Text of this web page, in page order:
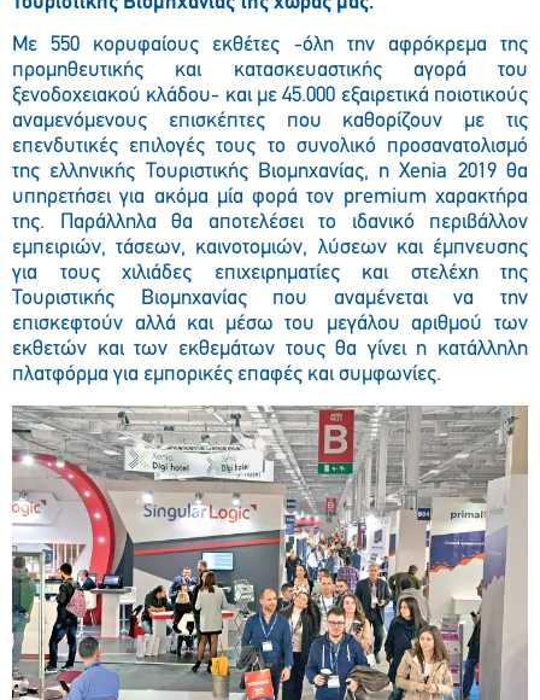
Με 550 κορυφαίους εκθέτες -όλη την αφρόκρεμα της
προμηθευτικής και κατασκευαστικής αγορά του
ξενοδοχειακού κλάδου- και με 45.000 εξαιρετικά ποιοτικούς
αναμενόμενους επισκέπτες που καθορίζουν με τις
επενδυτικές επιλογές τους το συνολικό προσανατολισμό
της ελληνικής Τουριστικής Βιομηχανίας, ηXenia 2019 θα
υπηρετήσει για ακόμα μία φορά τον premium χαρακτήρα
της. Παράλληλα θα αποτελέσει το ιδανικό περιβάλλον
εμπειριών, τάσεων, καινοτομιών, λύσεων και έμπνευσης
για τους χιλιάδες επιχειρηματίες και στελέχη της
Τουριστικής Βιομηχανίας που αναμένεται να την
επισκεφτούν αλλά και μέσω του μεγάλου αριθμού των
εκθετών και των εκθεμάτων τους θα γίνει η κατάλληλη
πλατφόρμα για εμπορικές επαφές και συμφωνίες.